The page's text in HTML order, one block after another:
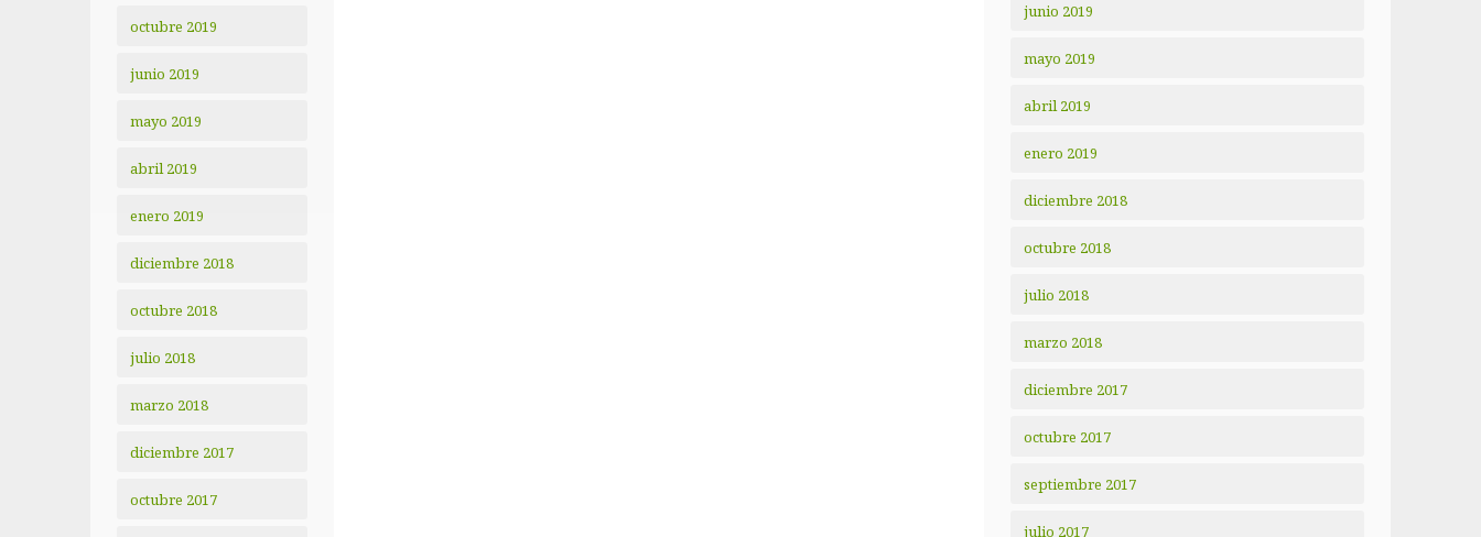
octubre 2019
junio 2019
mayo 2019
abril 2019
enero 2019
diciembre 2018
octubre 2018
julio 2018
marzo 2018
diciembre 2017
octubre 2017
junio 2019
mayo 2019
abril 2019
enero 2019
diciembre 2018
octubre 2018
julio 2018
marzo 2018
diciembre 2017
octubre 2017
septiembre 2017
julio 2017